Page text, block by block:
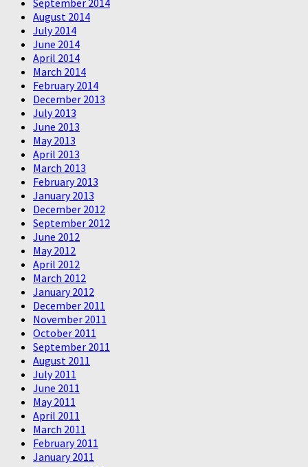
August 2014
July 2014
June 2014
April 2014
March 2014
February 2014
December 2013
July 2013
June 2013
May 2013
April 2013
March 2013
February 2013
January 2013
December 2012
September 2012
June 2012
May 2012
April 2012
March 2012
January 2012
December 2011
November 2011
October 2011
September 2011
August 2011
July 2011
June 2011
May 2011
April 2011
March 2011
February 2011
January 2011